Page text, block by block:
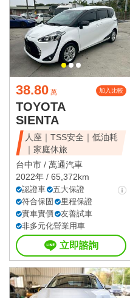
38.80 萬 加入比較
TOYOTA
SIENTA
人座｜TSS安全｜低油耗
｜家庭休旅
台中市 / 萬通汽車
2022年 / 65,372km
認證車
五大保證
符合保固
里程保證
實車實價
友善試車
非多元化營業用車
立即諮詢